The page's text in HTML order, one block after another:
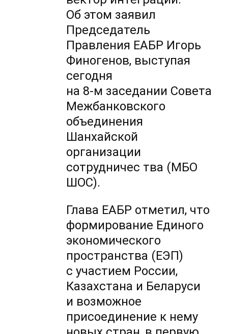
Об этом заявил
Председатель
Правления ЕАБР Игорь
Финогенов, выступая
сегодня
на 8-м заседании Совета
Межбанковского
объединения
Шанхайской
организации
сотрудничес тва (МБО
ШОС).
Глава ЕАБР отметил, что
формирование Единого
экономического
пространства (ЕЭП)
с участием России,
Казахстана и Беларуси
и возможное
присоединение к нему